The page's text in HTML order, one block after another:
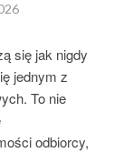
się jak nigdy
jednym z
To nie
odbiorcy,